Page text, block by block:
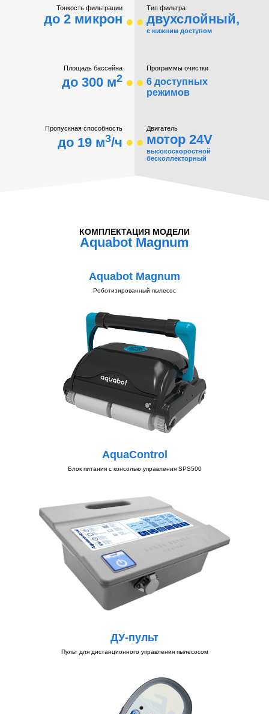
Тонкость фильтрации
до 2 микрон
Площадь бассейна
до 300 м2
Пропускная способность
до 19 м3/ч
Тип фильтра
двухслойный,
с нижним доступом
Программы очистки
6 доступных
режимов
Двигатель
мотор 24V
высокоскоростной
бесколлекторный
КОМПЛЕКТАЦИЯ МОДЕЛИ
Aquabot Magnum
Aquabot Magnum
Роботизированный пылесос
AquaControl
Блок питания с консолью управления SPS500
ДУ-пульт
Пульт для дистанционного управления пылесосом